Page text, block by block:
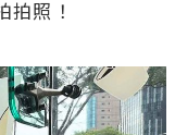
拍照！